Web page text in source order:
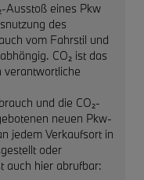
Ausstoß eines Pkw
des
vom Fahrstil und
CO₂ ist das
verantwortliche
und die CO₂-
neuen Pkw-
jedem Verkaufsort in
oder
auch hier abrufbar: